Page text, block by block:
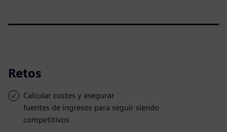
Retos
Calcular costes y asegurar
fuentes de ingresos para seguir siendo
competitivos